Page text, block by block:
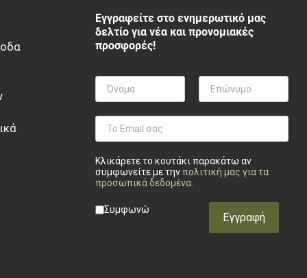
Εγγραφείτε στο ενημερωτικό μας
δελτίο για νέα και προνομιακές
προσφορές!
Κλικάρετε το κουτάκι παρακάτω αν
συμφωνείτε με τηνπολιτική μας για τα
προσωπικά δεδομένα.
Privacy checkbox
Συμφωνώ
Εγγραφή